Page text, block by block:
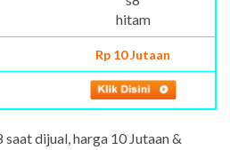
Rp 10 Jutaan
saat dijual, harga 10 Jutaan &